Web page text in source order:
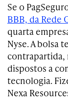
Se o
BBB, da Rede
quarta
Nyse. A bolsa
contrapartida,
dispostos a
tecnologia.
Nexa